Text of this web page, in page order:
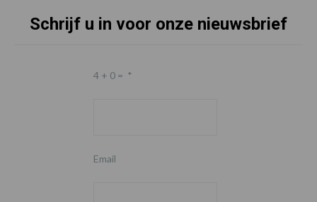
Schrijf u in voor onze nieuwsbrief
4 + 0 = *
Email